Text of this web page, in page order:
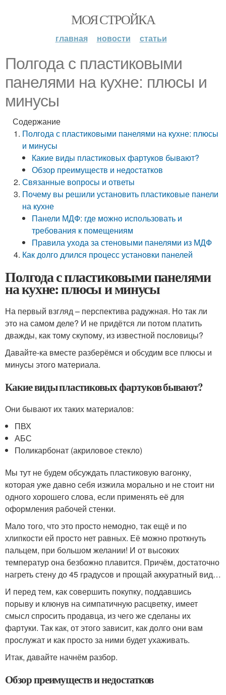
МОЯ СТРОЙКА
главная новости статьи
Полгода с пластиковыми
панелями на кухне: плюсы и
минусы
Содержание
Полгода с пластиковыми панелями на кухне: плюсы
и минусы
Какие виды пластиковых фартуков бывают?
Обзор преимуществ и недостатков
Связанные вопросы и ответы
Почему вы решили установить пластиковые панели
на кухне
Панели МДФ: где можно использовать и
требования к помещениям
Правила ухода за стеновыми панелями из МДФ
Как долго длился процесс установки панелей
Полгода с пластиковыми панелями
на кухне: плюсы и минусы
На первый взгляд – перспектива радужная. Но так ли
это на самом деле? И не придётся ли потом платить
дважды, как тому скупому, из известной пословицы?
Давайте-ка вместе разберёмся и обсудим все плюсы и
минусы этого материала.
Какие виды пластиковых фартуков бывают?
Они бывают их таких материалов:
ПВХ
АБС
Поликарбонат (акриловое стекло)
Мы тут не будем обсуждать пластиковую вагонку,
которая уже давно себя изжила морально и не стоит ни
одного хорошего слова, если применять её для
оформления рабочей стенки.
Мало того, что это просто немодно, так ещё и по
хлипкости ей просто нет равных. Её можно проткнуть
пальцем, при большом желании! И от высоких
температур она безбожно плавится. Причём, достаточно
нагреть стену до 45 градусов и прощай аккуратный вид…
И перед тем, как совершить покупку, поддавшись
порыву и клюнув на симпатичную расцветку, имеет
смысл спросить продавца, из чего же сделаны их
фартуки. Так как, от этого зависит, как долго они вам
прослужат и как просто за ними будет ухаживать.
Итак, давайте начнём разбор.
Обзор преимуществ и недостатков